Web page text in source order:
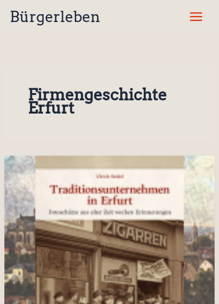
InhaltBürgerleben
Firmengeschichte
Erfurt